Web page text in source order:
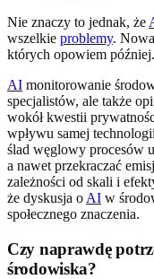
Nie znaczy to jednak, że
wszelkie problemy.
których opowiem później.
AI monitorowanie
specjalistów, ale także
wokół kwestii
wpływu samej
ślad węglowy procesów
a nawet przekraczać
zależności od skali i
że dyskusja o AI w
społecznego znaczenia.
Czy naprawdę
środowiska?